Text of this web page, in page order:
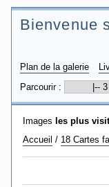
Bienvenue
Plan de la galerie
Parcourir :
Images les plus
Accueil / 18 Cartes